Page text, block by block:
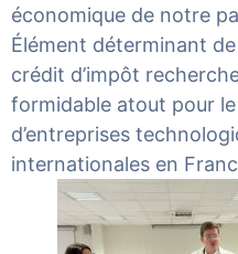
économique de notre
Élément déterminant
crédit d’impôt
formidable atout pour
d’entreprises
internationales en